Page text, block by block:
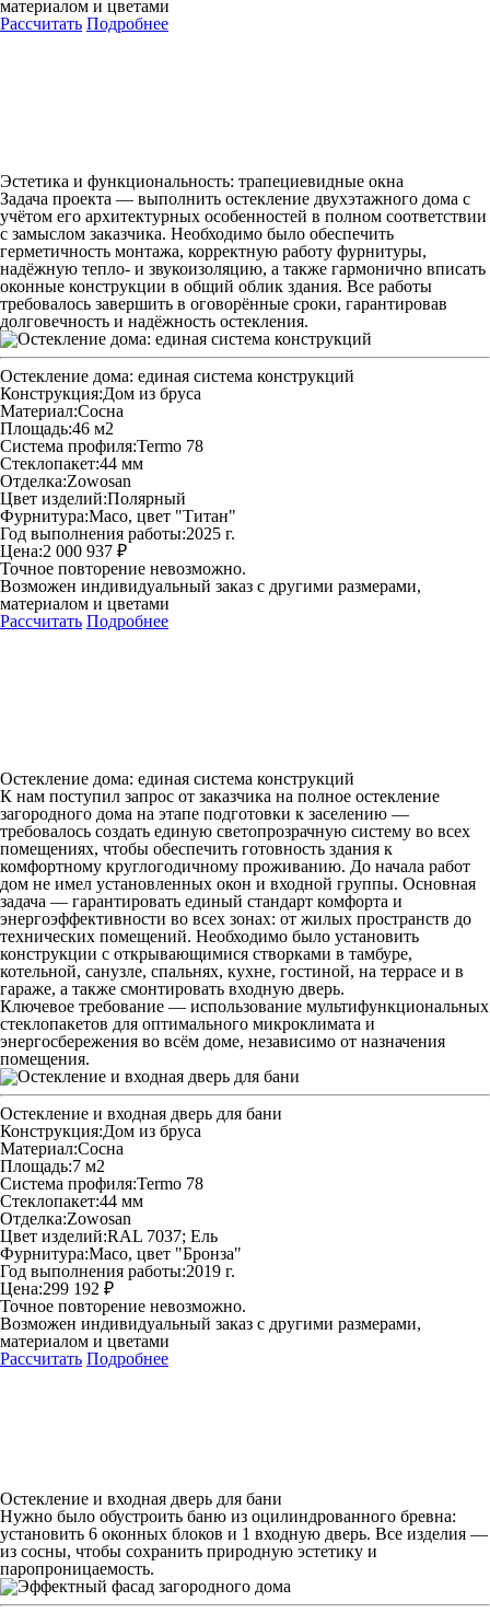
материалом и цветами
Рассчитать Подробнее
Эстетика и функциональность: трапециевидные окна
Задача проекта — выполнить остекление двухэтажного дома с
учётом его архитектурных особенностей в полном соответствии
с замыслом заказчика. Необходимо было обеспечить
герметичность монтажа, корректную работу фурнитуры,
надёжную тепло‑ и звукоизоляцию, а также гармонично вписать
оконные конструкции в общий облик здания. Все работы
требовалось завершить в оговорённые сроки, гарантировав
долговечность и надёжность остекления.
Остекление дома: единая система конструкций
Конструкция:Дом из бруса
Материал:Сосна
Площадь:46 м2
Система профиля:Termo 78
Стеклопакет:44 мм
Отделка:Zowosan
Цвет изделий:Полярный
Фурнитура:Maco, цвет "Титан"
Год выполнения работы:2025 г.
Цена:2 000 937 ₽
Точное повторение невозможно.
Возможен индивидуальный заказ с другими размерами,
материалом и цветами
Рассчитать Подробнее
Остекление дома: единая система конструкций
К нам поступил запрос от заказчика на полное остекление
загородного дома на этапе подготовки к заселению —
требовалось создать единую светопрозрачную систему во всех
помещениях, чтобы обеспечить готовность здания к
комфортному круглогодичному проживанию. До начала работ
дом не имел установленных окон и входной группы. Основная
задача — гарантировать единый стандарт комфорта и
энергоэффективности во всех зонах: от жилых пространств до
технических помещений. Необходимо было установить
конструкции с открывающимися створками в тамбуре,
котельной, санузле, спальнях, кухне, гостиной, на террасе и в
гараже, а также смонтировать входную дверь.
Ключевое требование — использование мультифункциональных
стеклопакетов для оптимального микроклимата и
энергосбережения во всём доме, независимо от назначения
помещения.
Остекление и входная дверь для бани
Конструкция:Дом из бруса
Материал:Сосна
Площадь:7 м2
Система профиля:Termo 78
Стеклопакет:44 мм
Отделка:Zowosan
Цвет изделий:RAL 7037; Ель
Фурнитура:Maco, цвет "Бронза"
Год выполнения работы:2019 г.
Цена:299 192 ₽
Точное повторение невозможно.
Возможен индивидуальный заказ с другими размерами,
материалом и цветами
Рассчитать Подробнее
Остекление и входная дверь для бани
Нужно было обустроить баню из оцилиндрованного бревна:
установить 6 оконных блоков и 1 входную дверь. Все изделия —
из сосны, чтобы сохранить природную эстетику и
паропроницаемость.